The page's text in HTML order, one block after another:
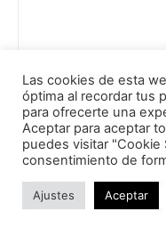
Dejar respuesta:
Las cookies de esta
óptima al recordar tus
para ofrecerte una
Aceptar para aceptar
puedes visitar "Cookie
consentimiento de
Ajustes Aceptar